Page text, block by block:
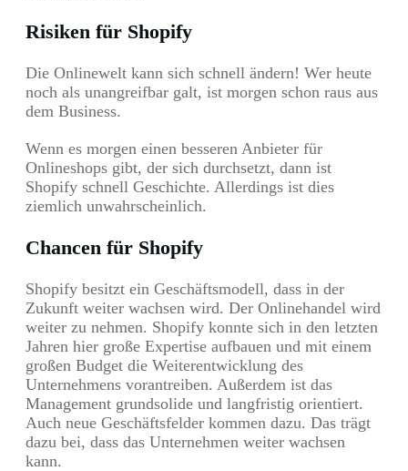
Risiken für Shopify
Die Onlinewelt kann sich schnell ändern! Wer heute
noch als unangreifbar galt, ist morgen schon raus aus
dem Business.
Wenn es morgen einen besseren Anbieter für
Onlineshops gibt, der sich durchsetzt, dann ist
Shopify schnell Geschichte. Allerdings ist dies
ziemlich unwahrscheinlich.
Chancen für Shopify
Shopify besitzt ein Geschäftsmodell, dass in der
Zukunft weiter wachsen wird. Der Onlinehandel wird
weiter zu nehmen. Shopify konnte sich in den letzten
Jahren hier große Expertise aufbauen und mit einem
großen Budget die Weiterentwicklung des
Unternehmens vorantreiben. Außerdem ist das
Management grundsolide und langfristig orientiert.
Auch neue Geschäftsfelder kommen dazu. Das trägt
dazu bei, dass das Unternehmen weiter wachsen
kann.